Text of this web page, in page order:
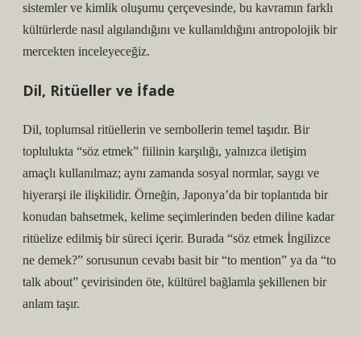
sistemler ve kimlik oluşumu çerçevesinde, bu kavramın farklı
kültürlerde nasıl algılandığını ve kullanıldığını antropolojik bir
mercekten inceleyeceğiz.
Dil, Ritüeller ve İfade
Dil, toplumsal ritüellerin ve sembollerin temel taşıdır. Bir
toplulukta “söz etmek” fiilinin karşılığı, yalnızca iletişim
amaçlı kullanılmaz; aynı zamanda sosyal normlar, saygı ve
hiyerarşi ile ilişkilidir. Örneğin, Japonya’da bir toplantıda bir
konudan bahsetmek, kelime seçimlerinden beden diline kadar
ritüelize edilmiş bir süreci içerir. Burada “söz etmek İngilizce
ne demek?” sorusunun cevabı basit bir “to mention” ya da “to
talk about” çevirisinden öte, kültürel bağlamla şekillenen bir
anlam taşır.